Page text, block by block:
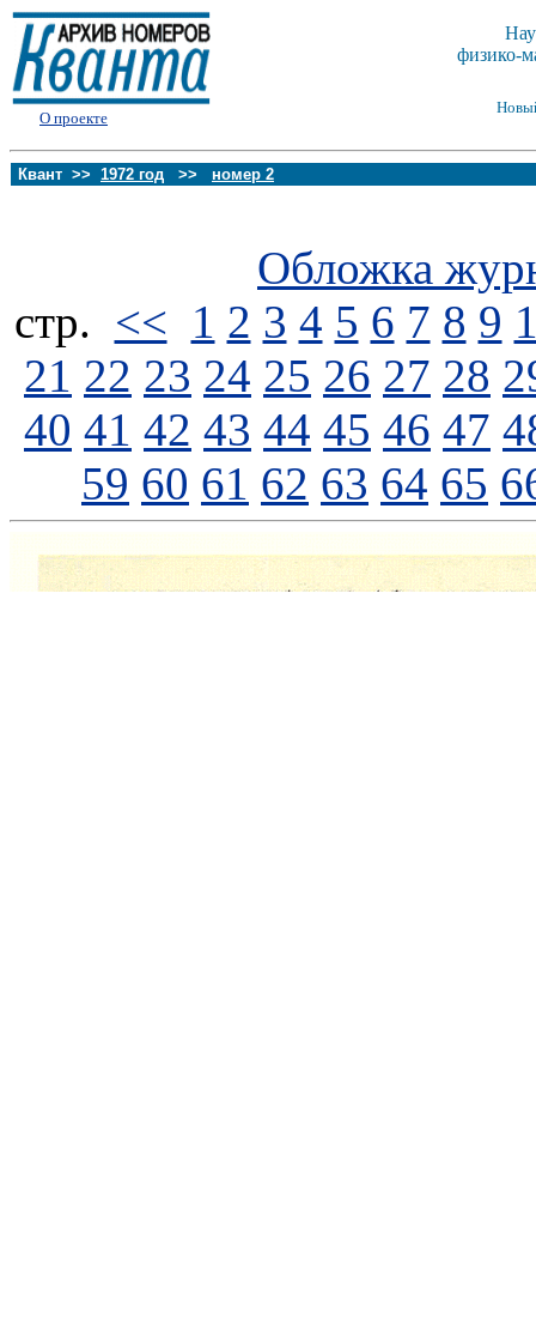
О проекте
физико-
Квант >> 1972 год >> номер 2
Обложка
стp. << 1 2 3 4 5 6 7 8 9
21 22 23 24 25 26 27 28
40 41 42 43 44 45 46 47
59 60 61 62 63 64 65